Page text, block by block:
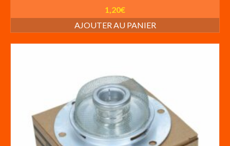
1,20€
AJOUTER AU PANIER